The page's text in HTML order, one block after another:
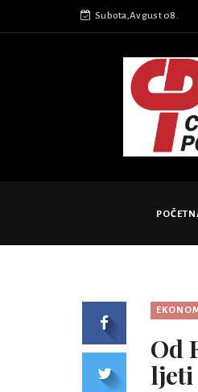
Subota,Avgust 08.
Od
ljeti